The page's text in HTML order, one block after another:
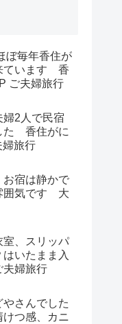
ぼ毎年香住が
ています 香
ご夫婦旅行
婦2人で民宿
た 香住がに
婦旅行
お宿は静かで
囲気です 大
室、スリッパ
いたまま入
婦旅行
さんでした
つ感、カニ